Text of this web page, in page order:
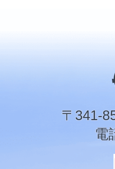
〒341-
電